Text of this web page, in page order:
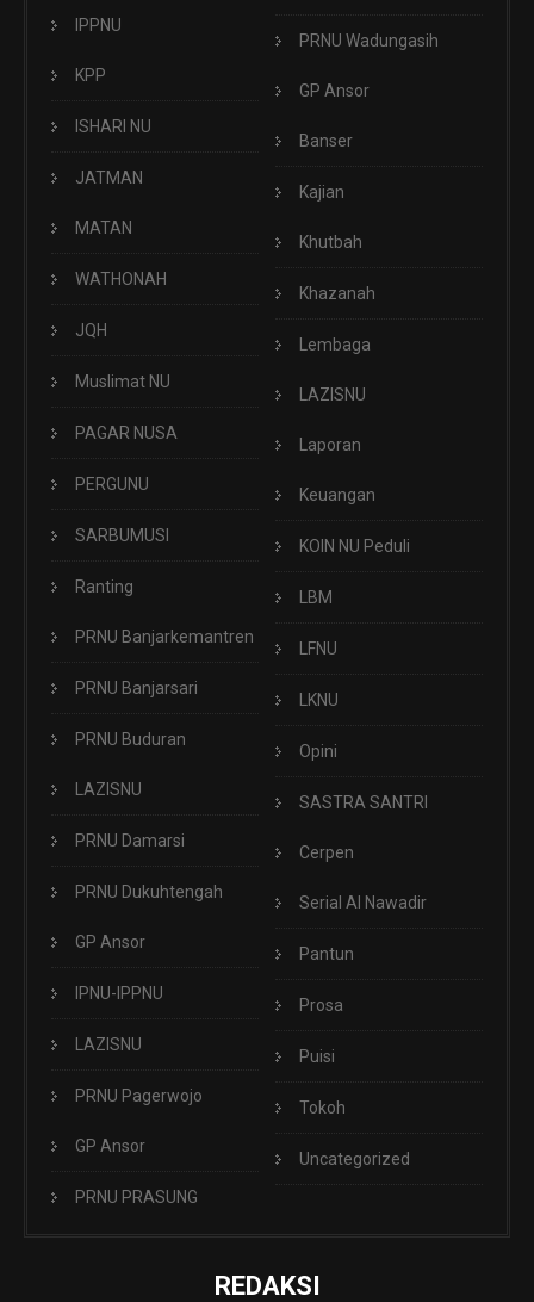
IPPNU
KPP
ISHARI NU
JATMAN
MATAN
WATHONAH
JQH
Muslimat NU
PAGAR NUSA
PERGUNU
SARBUMUSI
Ranting
PRNU Banjarkemantren
PRNU Banjarsari
PRNU Buduran
LAZISNU
PRNU Damarsi
PRNU Dukuhtengah
GP Ansor
IPNU-IPPNU
LAZISNU
PRNU Pagerwojo
GP Ansor
PRNU PRASUNG
PRNU Wadungasih
GP Ansor
Banser
Kajian
Khutbah
Khazanah
Lembaga
LAZISNU
Laporan
Keuangan
KOIN NU Peduli
LBM
LFNU
LKNU
Opini
SASTRA SANTRI
Cerpen
Serial Al Nawadir
Pantun
Prosa
Puisi
Tokoh
Uncategorized
REDAKSI